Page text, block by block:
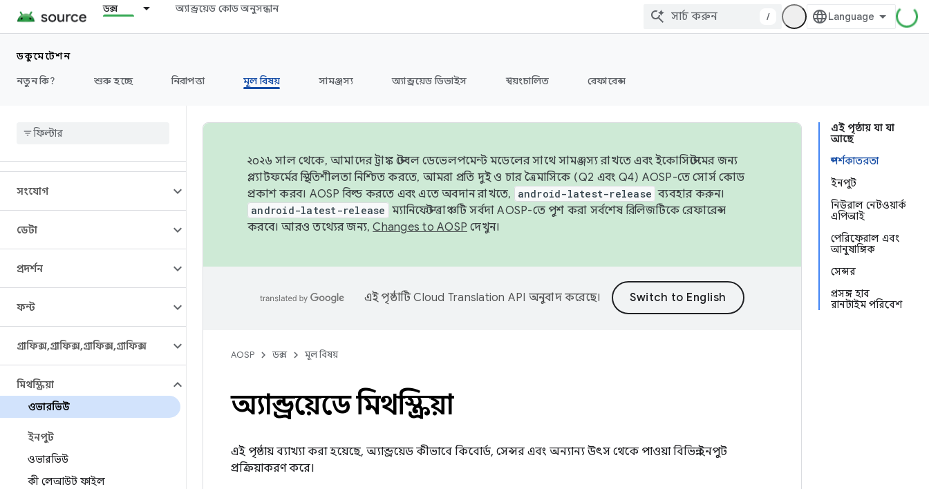
ডক্স অ্যান্ড্রয়েড কোড অনুসন্ধান
/
ডকুমেন্টেশন
নতুন কি?
শুরু হচ্ছে নিরাপত্তা মূল বিষয় সামঞ্জস্য অ্যান্ড্রয়েড ডিভাইস স্বয়ংচালিত রেফারেন্স
ওভারভিউ
স্থাপত্য
সংযোগ
ডেটা
প্রদর্শন
ফন্ট
গ্রাফিক্স,গ্রাফিক্স,গ্রাফিক্স,গ্রাফিক্স
মিথস্ক্রিয়া
ওভারভিউ
ইনপুট
ওভারভিউ
কী লেআউট ফাইল
এই পৃষ্ঠায় যা যা
আছে
স্পর্শকাতরতা
ইনপুট
নিউরাল নেটওয়ার্ক
এপিআই
পেরিফেরাল এবং
আনুষাঙ্গিক
সেন্সর
প্রসঙ্গ হাব
রানটাইম পরিবেশ
২০২৬ সাল থেকে, আমাদের ট্রাঙ্ক স্টেবল ডেভেলপমেন্ট মডেলের সাথে সামঞ্জস্য রাখতে এবং ইকোসিস্টেমের জন্য
প্ল্যাটফর্মের স্থিতিশীলতা নিশ্চিত করতে, আমরা প্রতি দুই ও চার ত্রৈমাসিকে (Q2 এবং Q4) AOSP-তে সোর্স কোড
প্রকাশ করব। AOSP বিল্ড করতে এবং এতে অবদান রাখতে,
android-latest-release ব্যবহার করুন।
android-latest-release ম্যানিফেস্ট ব্রাঞ্চটি সর্বদা AOSP-তে পুশ করা সর্বশেষ রিলিজটিকে রেফারেন্স
করবে। আরও তথ্যের জন্য,Changes to AOSP দেখুন।
এই পৃষ্ঠাটিCloud Translation API অনুবাদ করেছে।
AOSP ডক্স মূল বিষয়
অ্যান্ড্রয়েডে মিথস্ক্রিয়া
এই পৃষ্ঠায় ব্যাখ্যা করা হয়েছে, অ্যান্ড্রয়েড কীভাবে কিবোর্ড, সেন্সর এবং অন্যান্য উৎস থেকে পাওয়া বিভিন্ন ইনপুট
প্রক্রিয়াকরণ করে।